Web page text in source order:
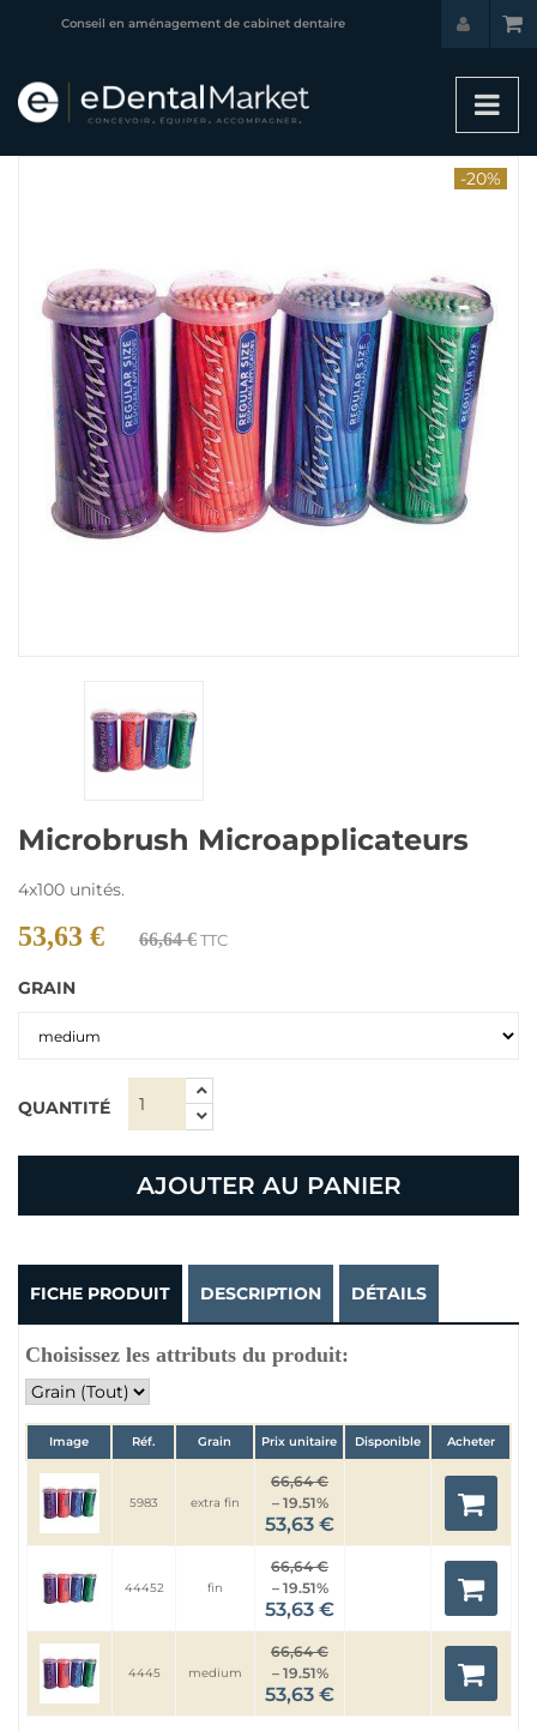
Conseil en aménagement de cabinet dentaire
-20%
Microbrush Microapplicateurs
4x100 unités.
53,63 € 66,64 €TTC
GRAIN
QUANTITÉ
AJOUTER AU PANIER
FICHE PRODUIT DESCRIPTION DÉTAILS
Choisissez les attributs du produit:
Image Réf. Grain Prix unitaire Disponible Acheter
5983 extra fin
66,64 €
– 19.51%
53,63 €
44452 fin
66,64 €
– 19.51%
53,63 €
4445 medium
66,64 €
– 19.51%
53,63 €